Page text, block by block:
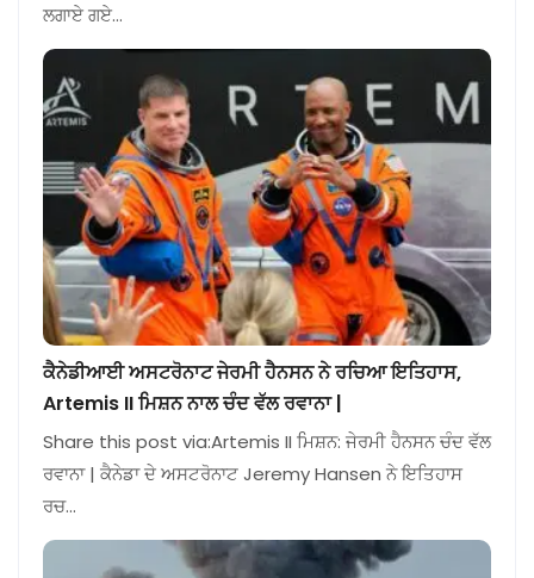
ਲਗਾਏ ਗਏ…
ਕੈਨੇਡੀਆਈ ਅਸਟਰੋਨਾਟ ਜੇਰਮੀ ਹੈਨਸਨ ਨੇ ਰਚਿਆ ਇਤਿਹਾਸ,
Artemis II ਮਿਸ਼ਨ ਨਾਲ ਚੰਦ ਵੱਲ ਰਵਾਨਾ |
Share this post via:Artemis II ਮਿਸ਼ਨ: ਜੇਰਮੀ ਹੈਨਸਨ ਚੰਦ ਵੱਲ
ਰਵਾਨਾ | ਕੈਨੇਡਾ ਦੇ ਅਸਟਰੋਨਾਟ Jeremy Hansen ਨੇ ਇਤਿਹਾਸ
ਰਚ…